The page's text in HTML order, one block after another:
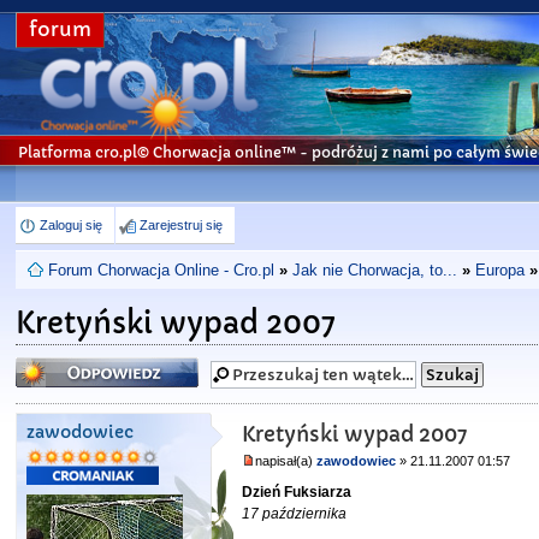
forum
Platforma cro.pl© Chorwacja online™ - podróżuj z nami po całym
Zaloguj się Zarejestruj się
Forum Chorwacja Online - Cro.pl » Jak nie Chorwacja, to... » Europa »
Kretyński wypad 2007
Odpowiedz
zawodowiec Kretyński wypad 2007
napisał(a)zawodowiec » 21.11.2007 01:57
Dzień Fuksiarza
17 października